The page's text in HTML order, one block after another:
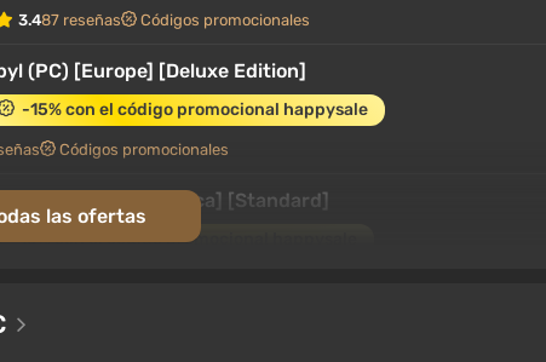
3.487 reseñas Códigos promocionales
(PC) [Europe] [Deluxe Edition]
-15% con el código promocional happysale
Códigos promocionales
(PC) [North America] [Standard]
-15% con el código promocional happysale
(PC) [Europe / North America] [Standard]
las ofertas